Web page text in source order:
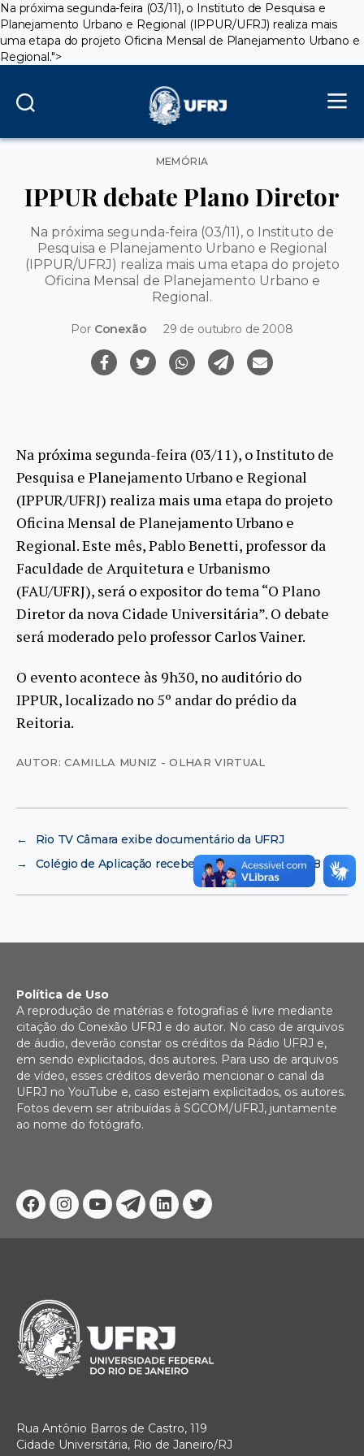
Na próxima segunda-feira (03/11), o Instituto de Pesquisa e
Planejamento Urbano e Regional (IPPUR/UFRJ) realiza mais
uma etapa do projeto Oficina Mensal de Planejamento Urbano e
Regional.">
Categorias
MEMÓRIA
IPPUR debate Plano Diretor
Na próxima segunda-feira (03/11), o Instituto de
Pesquisa e Planejamento Urbano e Regional
(IPPUR/UFRJ) realiza mais uma etapa do projeto
Oficina Mensal de Planejamento Urbano e
Regional.
Por Conexão 29 de outubro de 2008
Na próxima segunda-feira (03/11), o Instituto de
Pesquisa e Planejamento Urbano e Regional
(IPPUR/UFRJ) realiza mais uma etapa do projeto
Oficina Mensal de Planejamento Urbano e
Regional. Este mês, Pablo Benetti, professor da
Faculdade de Arquitetura e Urbanismo
(FAU/UFRJ), será o expositor do tema “O Plano
Diretor da nova Cidade Universitária”. O debate
será moderado pelo professor Carlos Vainer.
O evento acontece às 9h30, no auditório do
IPPUR, localizado no 5º andar do prédio da
Reitoria.
AUTOR: CAMILLA MUNIZ - OLHAR VIRTUAL
←
Rio TV Câmara exibe documentário da UFRJ
→
Colégio de Aplicação recebe exposição sobre 1968
Facebook
Instagram
YoutubeTelegram
Linkedin
Twitter
Política de Uso
A reprodução de matérias e fotografias é livre mediante
citação do Conexão UFRJ e do autor. No caso de arquivos
de áudio, deverão constar os créditos da Rádio UFRJ e,
em sendo explicitados, dos autores. Para uso de arquivos
de vídeo, esses créditos deverão mencionar o canal da
UFRJ no YouTube e, caso estejam explicitados, os autores.
Fotos devem ser atribuídas à SGCOM/UFRJ, juntamente
ao nome do fotógrafo.
Rua Antônio Barros de Castro, 119
Cidade Universitária, Rio de Janeiro/RJ